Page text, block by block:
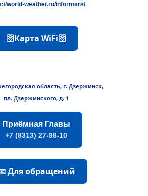
world-weather.ru/informers/
🛜Карта WiFi🛜
область, г. Дзержинск,
пл. Дзержинского, д. 1
Приёмная Главы
+7 (8313) 27-98-10
Для обращений